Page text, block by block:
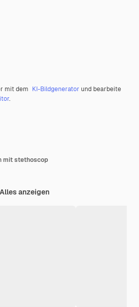
mit dem KI-Bildgenerator und bearbeite
.
mit stethoscop
Alles anzeigen